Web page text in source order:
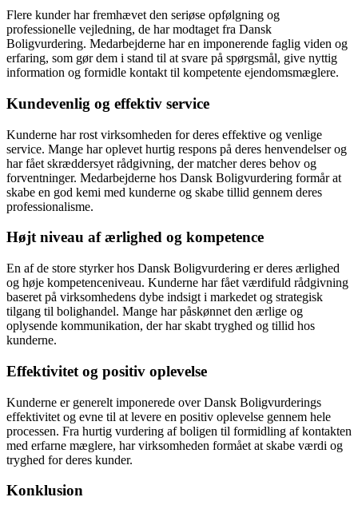
Flere kunder har fremhævet den seriøse opfølgning og
professionelle vejledning, de har modtaget fra Dansk
Boligvurdering. Medarbejderne har en imponerende faglig viden og
erfaring, som gør dem i stand til at svare på spørgsmål, give nyttig
information og formidle kontakt til kompetente ejendomsmæglere.
Kundevenlig og effektiv service
Kunderne har rost virksomheden for deres effektive og venlige
service. Mange har oplevet hurtig respons på deres henvendelser og
har fået skræddersyet rådgivning, der matcher deres behov og
forventninger. Medarbejderne hos Dansk Boligvurdering formår at
skabe en god kemi med kunderne og skabe tillid gennem deres
professionalisme.
Højt niveau af ærlighed og kompetence
En af de store styrker hos Dansk Boligvurdering er deres ærlighed
og høje kompetenceniveau. Kunderne har fået værdifuld rådgivning
baseret på virksomhedens dybe indsigt i markedet og strategisk
tilgang til bolighandel. Mange har påskønnet den ærlige og
oplysende kommunikation, der har skabt tryghed og tillid hos
kunderne.
Effektivitet og positiv oplevelse
Kunderne er generelt imponerede over Dansk Boligvurderings
effektivitet og evne til at levere en positiv oplevelse gennem hele
processen. Fra hurtig vurdering af boligen til formidling af kontakten
med erfarne mæglere, har virksomheden formået at skabe værdi og
tryghed for deres kunder.
Konklusion